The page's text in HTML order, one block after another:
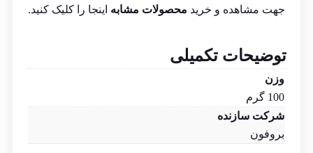
جهت مشاهده و خرید محصولات مشابه اینجا را کلیک کنید.
توضیحات تکمیلی
وزن
100 گرم
شرکت سازنده
بروفون